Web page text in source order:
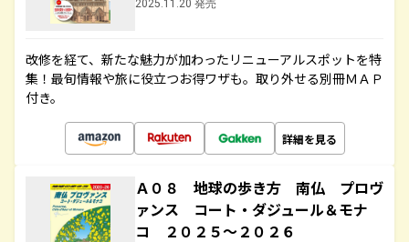
2025.11.20 発売
改修を経て、新たな魅力が加わったリニューアルスポットを特
集！最旬情報や旅に役立つお得ワザも。取り外せる別冊ＭＡＰ
付き。
詳細を見る
Ａ０８ 地球の歩き方 南仏 プロヴ
ァンス コート・ダジュール＆モナ
コ ２０２５～２０２６